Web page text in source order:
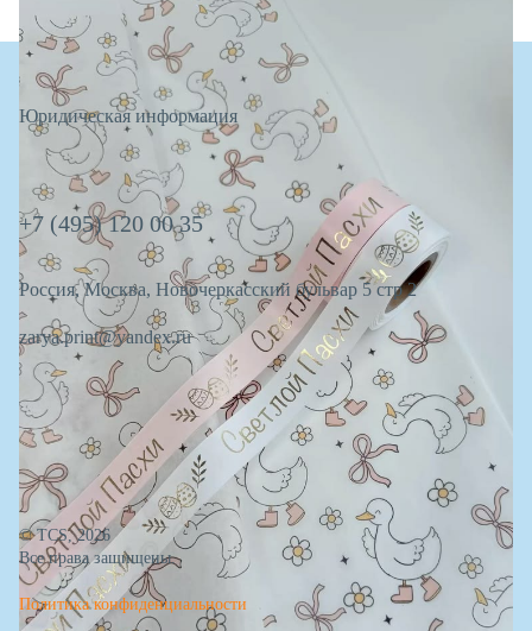
Юридическая информация
+7 (495) 120 00 35
Россия, Москва, Новочеркасский бульвар 5 стр 2
zarya.print@yandex.ru
© TCS, 2026
Все права защищены.
Политика конфиденциальности